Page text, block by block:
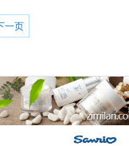
一页